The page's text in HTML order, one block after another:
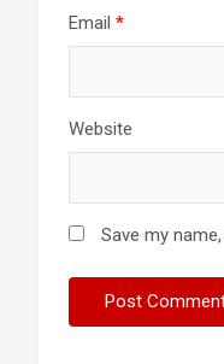
Email *
Website
Save my